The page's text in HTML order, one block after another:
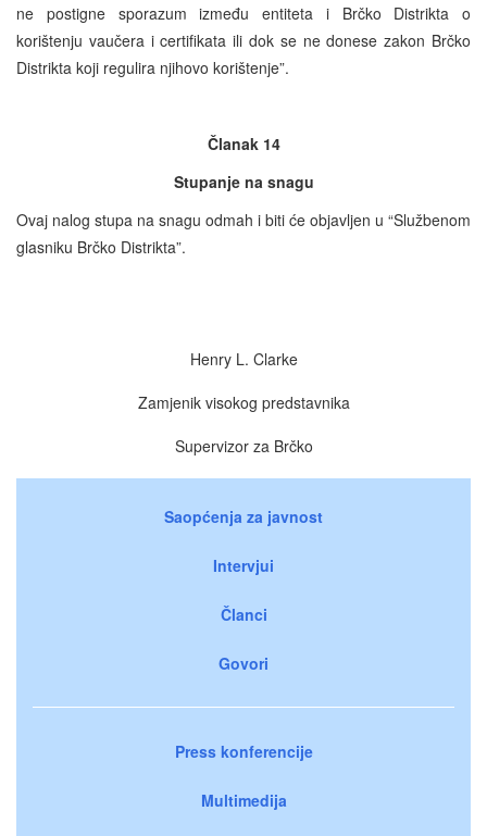
ne postigne sporazum između entiteta i Brčko Distrikta o
korištenju vaučera i certifikata ili dok se ne donese zakon Brčko
Distrikta koji regulira njihovo korištenje”.
Članak 14
Stupanje na snagu
Ovaj nalog stupa na snagu odmah i biti će objavljen u “Službenom
glasniku Brčko Distrikta”.
Henry L. Clarke
Zamjenik visokog predstavnika
Supervizor za Brčko
Saopćenja za javnost
Intervjui
Članci
Govori
Press konferencije
Multimedija